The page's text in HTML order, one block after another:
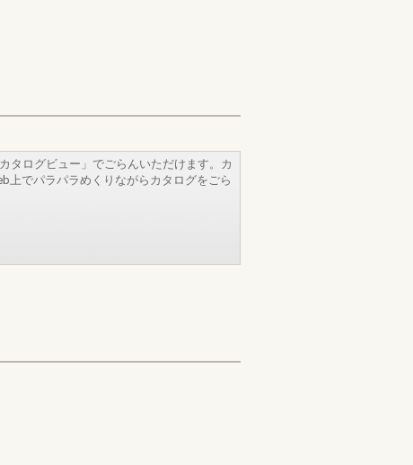
タログビュー」でごらんいただけます。カ
上でパラパラめくりながらカタログをごら